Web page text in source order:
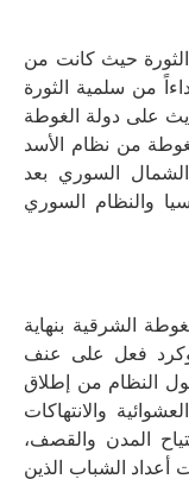
حيث كانت من
من سلمية الثورة
على دولة الغوطة
من نظام الأسد
السوري بعد
والنظام السوري
الشرقية بنهاية
وكرد فعل على عنف
النظام من إطلاق
والانتهاكات
المدن والقصف،
أعداد الشباب الذين